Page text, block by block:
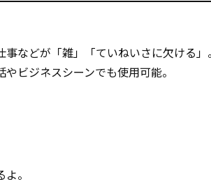
事などが「雑」「ていねいさに欠ける」。
やビジネスシーンでも使用可能。
。